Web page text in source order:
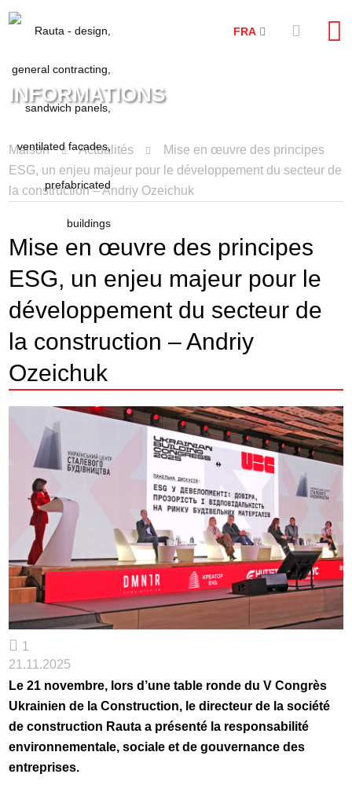
FRA
INFORMATIONS
Maison Actualités
Mise en œuvre des principes
ESG, un enjeu majeur pour le développement du secteur de
la construction – Andriy Ozeichuk
Mise en œuvre des principes
ESG, un enjeu majeur pour le
développement du secteur de
la construction – Andriy
Ozeichuk
1
21.11.2025
Le 21 novembre, lors d’une table ronde du V Congrès
Ukrainien de la Construction, le directeur de la société
de construction Rauta a présenté la responsabilité
environnementale, sociale et de gouvernance des
entreprises.